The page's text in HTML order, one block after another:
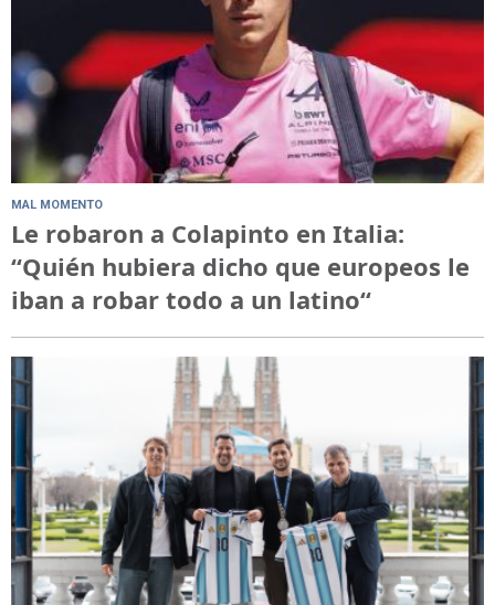
MAL MOMENTO
Le robaron a Colapinto en Italia:
“Quién hubiera dicho que europeos le
iban a robar todo a un latino“